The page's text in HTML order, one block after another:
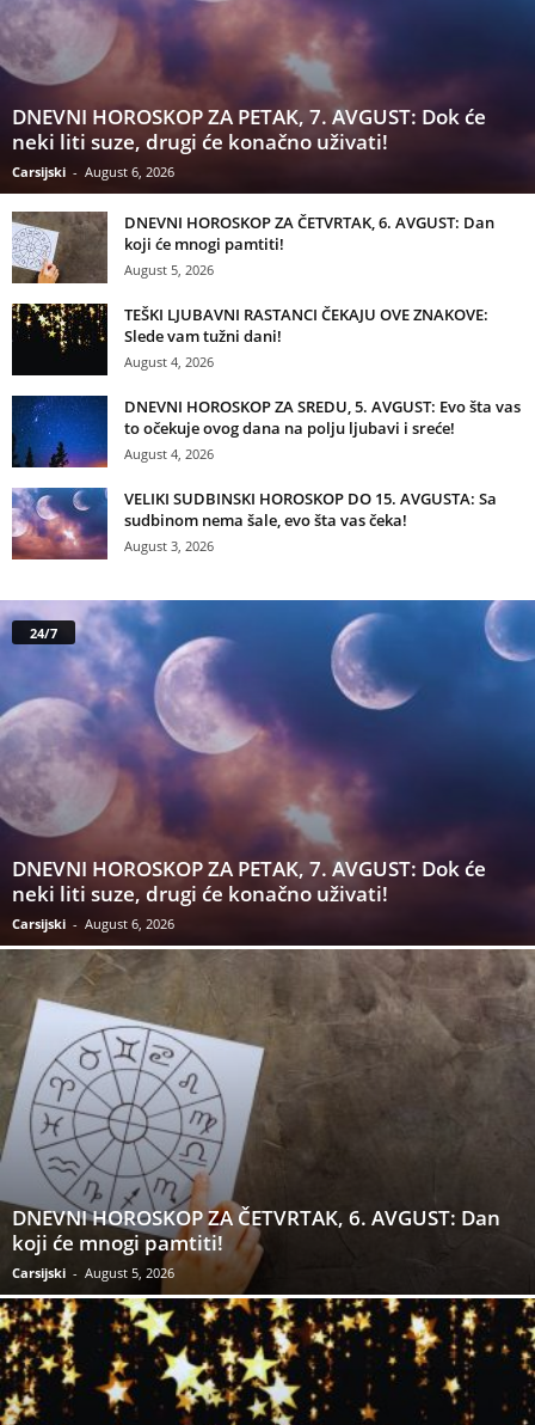
DNEVNI HOROSKOP ZA PETAK, 7. AVGUST: Dok će
neki liti suze, drugi će konačno uživati!
Carsijski - August 6, 2026
DNEVNI HOROSKOP ZA ČETVRTAK, 6. AVGUST: Dan
koji će mnogi pamtiti!
August 5, 2026
TEŠKI LJUBAVNI RASTANCI ČEKAJU OVE ZNAKOVE:
Slede vam tužni dani!
August 4, 2026
DNEVNI HOROSKOP ZA SREDU, 5. AVGUST: Evo šta vas
to očekuje ovog dana na polju ljubavi i sreće!
August 4, 2026
VELIKI SUDBINSKI HOROSKOP DO 15. AVGUSTA: Sa
sudbinom nema šale, evo šta vas čeka!
August 3, 2026
24/7
DNEVNI HOROSKOP ZA PETAK, 7. AVGUST: Dok će
neki liti suze, drugi će konačno uživati!
Carsijski - August 6, 2026
DNEVNI HOROSKOP ZA ČETVRTAK, 6. AVGUST: Dan
koji će mnogi pamtiti!
Carsijski - August 5, 2026